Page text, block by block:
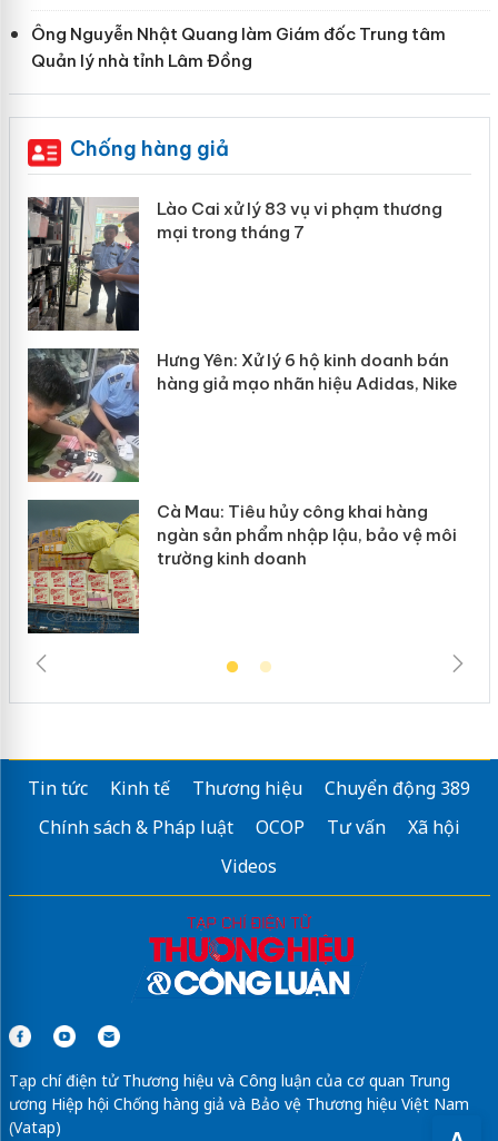
Ông Nguyễn Nhật Quang làm Giám đốc Trung tâm
Quản lý nhà tỉnh Lâm Đồng
Chống hàng giả
Lào Cai xử lý 83 vụ vi phạm thương
mại trong tháng 7
Hưng Yên: Xử lý 6 hộ kinh doanh bán
hàng giả mạo nhãn hiệu Adidas, Nike
Cà Mau: Tiêu hủy công khai hàng
ngàn sản phẩm nhập lậu, bảo vệ môi
trường kinh doanh
Tin tức Kinh tế Thương hiệu
Chuyển động 389
Chính sách & Pháp luật
OCOP Tư vấn
Xã hội
Videos
Tạp chí điện tử Thương hiệu và Công luận của cơ quan Trung
ương Hiệp hội Chống hàng giả và Bảo vệ Thương hiệu Việt Nam
(Vatap)